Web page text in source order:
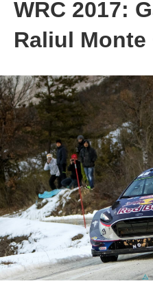
WRC 2017:
Raliul Monte